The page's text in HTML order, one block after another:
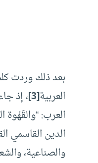
بعد ذلك وردت
العربية[3] ، إذ
العرب:
الدين القاسمي
والصناعية،